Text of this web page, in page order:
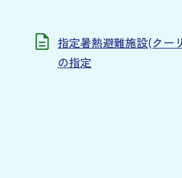
指定暑熱避難施設(クー
の指定